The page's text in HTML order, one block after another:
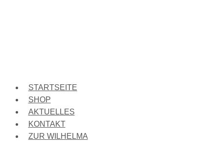
STARTSEITE
SHOP
AKTUELLES
KONTAKT
ZUR WILHELMA